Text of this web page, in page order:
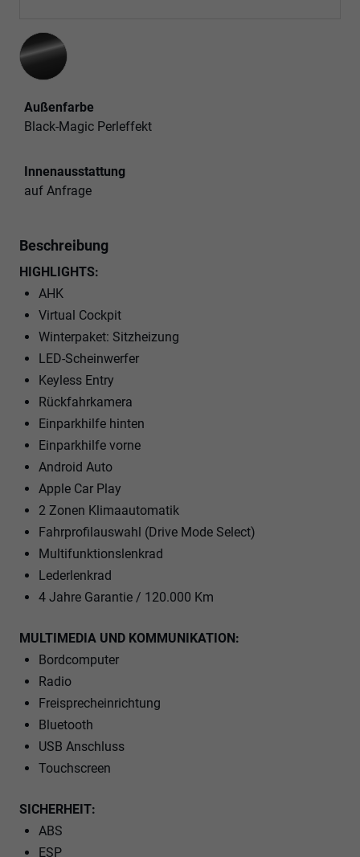
Außenfarbe
Black-Magic Perleffekt
Innenausstattung
auf Anfrage
Beschreibung
HIGHLIGHTS:
AHK
Virtual Cockpit
Winterpaket: Sitzheizung
LED-Scheinwerfer
Keyless Entry
Rückfahrkamera
Einparkhilfe hinten
Einparkhilfe vorne
Android Auto
Apple Car Play
2 Zonen Klimaautomatik
Fahrprofilauswahl (Drive Mode Select)
Multifunktionslenkrad
Lederlenkrad
4 Jahre Garantie / 120.000 Km
MULTIMEDIA UND KOMMUNIKATION:
Bordcomputer
Radio
Freisprecheinrichtung
Bluetooth
USB Anschluss
Touchscreen
SICHERHEIT:
ABS
ESP